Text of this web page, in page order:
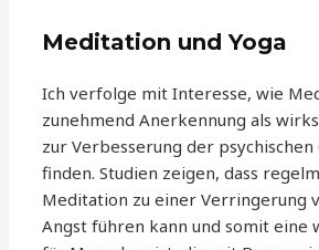
Meditation und Yoga
Ich verfolge mit Interesse, wie
zunehmend Anerkennung als
zur Verbesserung der psychischen
finden. Studien zeigen, dass
Meditation zu einer Verringerung
Angst führen kann und somit eine